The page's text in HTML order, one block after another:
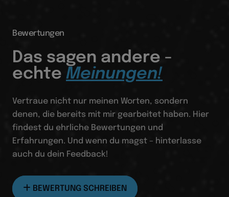
Bewertungen
Das sagen andere -
echte Meinungen!
Vertraue nicht nur meinen Worten, sondern
denen, die bereits mit mir gearbeitet haben. Hier
findest du ehrliche Bewertungen und
Erfahrungen. Und wenn du magst – hinterlasse
auch du dein Feedback!
BEWERTUNG SCHREIBEN